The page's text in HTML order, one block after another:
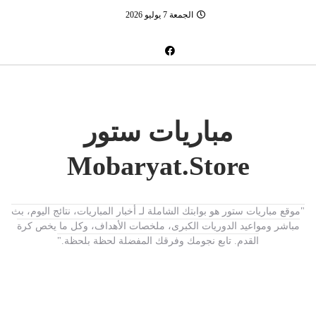
الجمعة 7 يوليو 2026
مباريات ستور
Mobaryat.Store
"موقع مباريات ستور هو بوابتك الشاملة لـ أخبار المباريات، نتائج اليوم، بث
مباشر ومواعيد الدوريات الكبرى، ملخصات الأهداف، وكل ما يخص كرة
القدم. تابع نجومك وفرقك المفضلة لحظة بلحظة."